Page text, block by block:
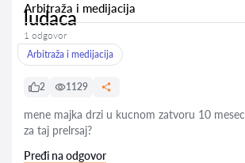
Arbitraža i medijacija
ludaca
1 odgovor
Arbitraža i medijacija
2 1129
mene majka drzi u kucnom zatvoru 10
za taj prelrsaj?
Pređi na odgovor